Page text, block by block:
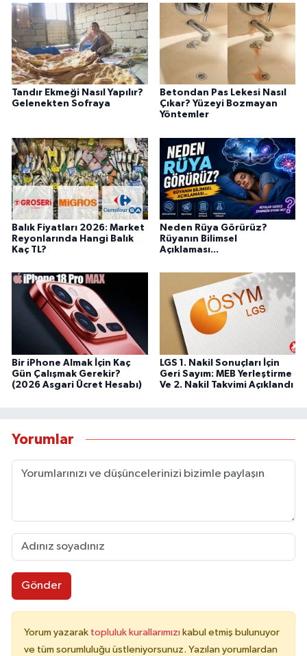
Tandır Ekmeği Nasıl Yapılır?
Gelenekten Sofraya
Betondan Pas Lekesi Nasıl
Çıkar? Yüzeyi Bozmayan
Yöntemler
Balık Fiyatları 2026: Market
Reyonlarında Hangi Balık
Kaç TL?
Neden Rüya Görürüz?
Rüyanın Bilimsel
Açıklaması...
Bir iPhone Almak İçin Kaç
Gün Çalışmak Gerekir?
(2026 Asgari Ücret Hesabı)
LGS 1. Nakil Sonuçları İçin
Geri Sayım: MEB Yerleştirme
Ve 2. Nakil Takvimi Açıklandı
Yorumlar
Gönder
Yorum yazarak topluluk kurallarımızı kabul etmiş bulunuyor
ve tüm sorumluluğu üstleniyorsunuz. Yazılan yorumlardan